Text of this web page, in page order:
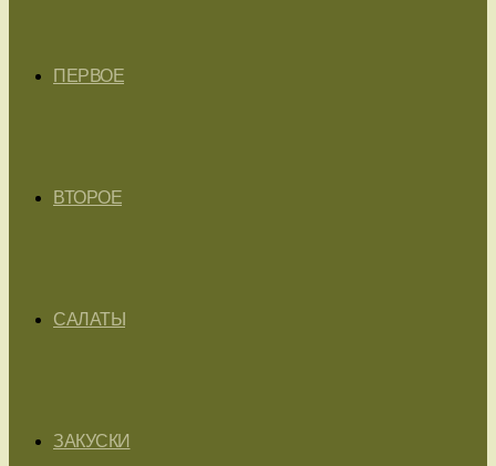
ПЕРВОЕ
ВТОРОЕ
САЛАТЫ
ЗАКУСКИ